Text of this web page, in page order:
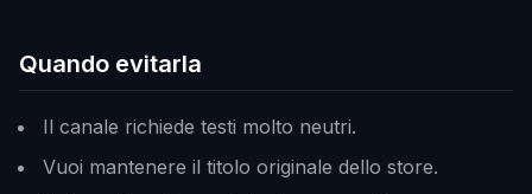
Quando evitarla
Il canale richiede testi molto neutri.
Vuoi mantenere il titolo originale dello store.